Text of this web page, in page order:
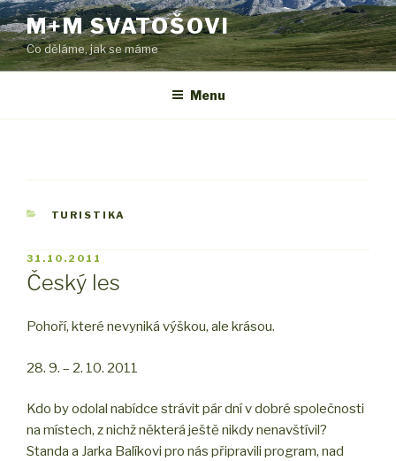
Přejít
k
obsahu
webu
M+M SVATOŠOVI
Co děláme, jak se máme
Menu
RUBRIKY
TURISTIKA
PUBLIKOVÁNO
31.10.2011
Český les
Pohoří, které nevyniká výškou, ale krásou.
28. 9. – 2. 10. 2011
Kdo by odolal nabídce strávit pár dní v dobré společnosti
na místech, z nichž některá ještě nikdy nenavštívil?
Standa a Jarka Balíkovi pro nás připravili program, nad